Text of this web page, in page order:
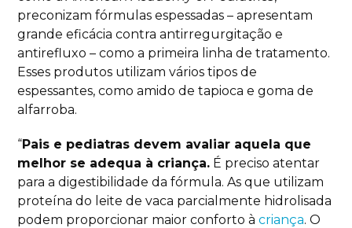
preconizam fórmulas espessadas – apresentam
grande eficácia contra antirregurgitação e
antirefluxo – como a primeira linha de tratamento.
Esses produtos utilizam vários tipos de
espessantes, como amido de tapioca e goma de
alfarroba.
“Pais e pediatras devem avaliar aquela que
melhor se adequa à criança. É preciso atentar
para a digestibilidade da fórmula. As que utilizam
proteína do leite de vaca parcialmente hidrolisada
podem proporcionar maior conforto àcriança. O